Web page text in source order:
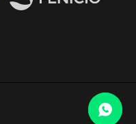
Fenicio eCommerce Uruguay